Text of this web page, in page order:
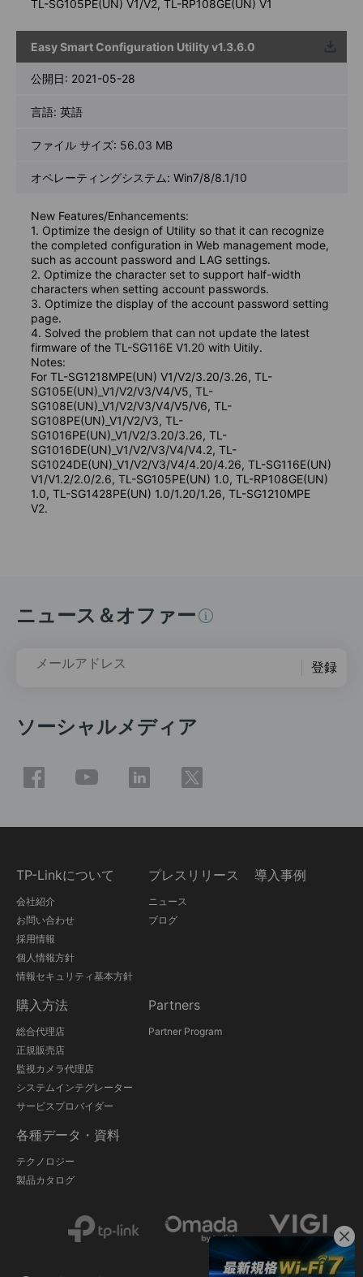
TL-SG105PE(UN) V1/V2, TL-RP108GE(UN) V1
Easy Smart Configuration Utility v1.3.6.0
ウンロ
ード
公開日: 2021-05-28
言語: 英語
ファイル サイズ: 56.03 MB
オペレーティングシステム: Win7/8/8.1/10
New Features/Enhancements:
1. Optimize the design of Utility so that it can recognize
the completed configuration in Web management mode,
such as account password and LAG settings.
2. Optimize the character set to support half-width
characters when setting account passwords.
3. Optimize the display of the account password setting
page.
4. Solved the problem that can not update the latest
firmware of the TL-SG116E V1.20 with Uitily.
Notes:
For TL-SG1218MPE(UN) V1/V2/3.20/3.26, TL-
SG105E(UN)_V1/V2/V3/V4/V5, TL-
SG108E(UN)_V1/V2/V3/V4/V5/V6, TL-
SG108PE(UN)_V1/V2/V3, TL-
SG1016PE(UN)_V1/V2/3.20/3.26, TL-
SG1016DE(UN)_V1/V2/V3/V4/V4.2, TL-
SG1024DE(UN)_V1/V2/V3/V4/4.20/4.26, TL-SG116E(UN)
V1/V1.2/2.0/2.6, TL-SG105PE(UN) 1.0, TL-RP108GE(UN)
1.0, TL-SG1428PE(UN) 1.0/1.20/1.26, TL-SG1210MPE
V2.
ニュース＆オファー
メールアドレス 登録
ソーシャルメディア
TP-Linkについて
会社紹介
お問い合わせ
採用情報
個人情報方針
情報セキュリティ基本方針
プレスリリース
ニュース
ブログ
導入事例
購入方法
総合代理店
正規販売店
監視カメラ代理店
システムインテグレーター
サービスプロバイダー
Partners
Partner Program
各種データ・資料
テクノロジー
製品カタログ